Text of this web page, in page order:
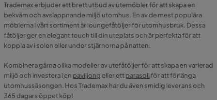
Trademax erbjuder ett brett utbud av utemöbler för att skapa en
bekväm och avslappnande miljö utomhus. En av de mest populära
möblerna i vårt sortiment är loungefåtöljer för utomhusbruk. Dessa
fåtöljer ger en elegant touch till din uteplats och är perfekta för att
koppla av i solen eller under stjärnorna på natten.
Kombinera gärna olika modeller av utefåtöljer för att skapa en varierad
miljö och investera i en paviljongeller ettparasollför att förlänga
utomhussäsongen. Hos Trademax har du även smidig leverans och
365 dagars öppet köp!